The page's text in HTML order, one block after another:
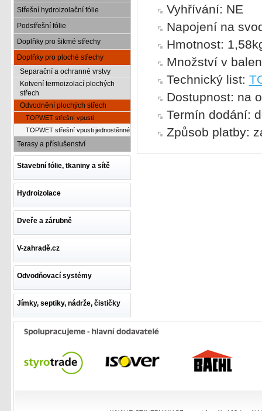
Střešní hydroizolační fólie
Podstřešní fólie
Doplňky pro šikmé střechy
Doplňky pro ploché střechy
Separační a ochranné vrstvy
Kotvení termoizolací plochých
střech
Odvodnění plochých střech
TOPWET střešní vpusti
TOPWET střešní vpusti jednostěnné
Terasy a příslušenství
Stavební fólie, tkaniny a sítě
Hydroizolace
Dveře a zárubně
V-zahradě.cz
Odvodňovací systémy
Jímky, septiky, nádrže, čističky
Vyhřívání: NE
Napojení na
Hmotnost:
Množství v
Technický list:
Dostupnost: na
Termín dodání:
Způsob platby: